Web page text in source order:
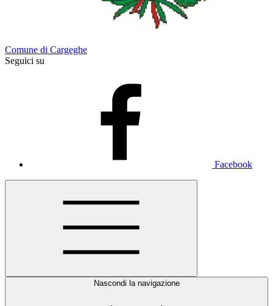
Comune di Cargeghe
Seguici su
Facebook
Nascondi la navigazione